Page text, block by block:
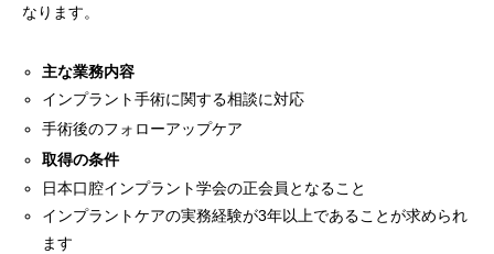
なります。
主な業務内容
インプラント手術に関する相談に対応
手術後のフォローアップケア
取得の条件
日本口腔インプラント学会の正会員となること
インプラントケアの実務経験が3年以上であることが求められ
ます